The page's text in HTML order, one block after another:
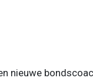
nieuwe